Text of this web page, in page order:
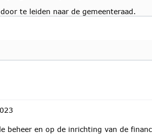
te leiden naar de gemeenteraad.
2023
beheer en op de inrichting van de